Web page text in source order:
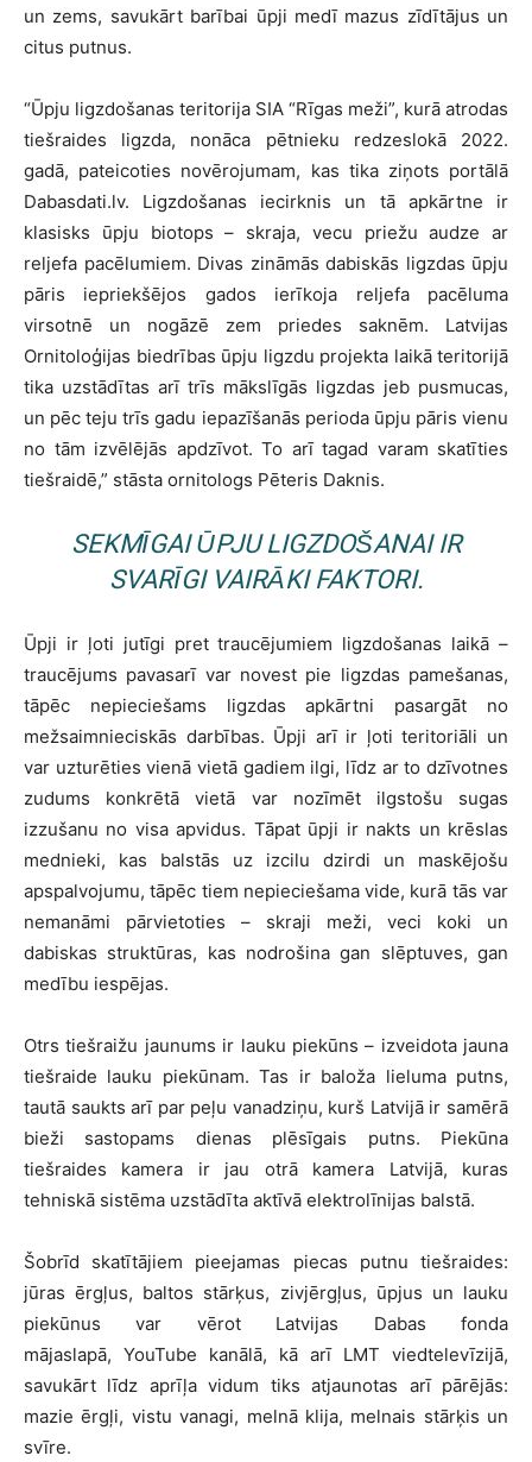
un zems, savukārt barībai ūpji medī mazus zīdītājus un
citus putnus.
“Ūpju ligzdošanas teritorija SIA “Rīgas meži”, kurā atrodas
tiešraides ligzda, nonāca pētnieku redzeslokā 2022.
gadā, pateicoties novērojumam, kas tika ziņots portālā
Dabasdati.lv. Ligzdošanas iecirknis un tā apkārtne ir
klasisks ūpju biotops – skraja, vecu priežu audze ar
reljefa pacēlumiem. Divas zināmās dabiskās ligzdas ūpju
pāris iepriekšējos gados ierīkoja reljefa pacēluma
virsotnē un nogāzē zem priedes saknēm. Latvijas
Ornitoloģijas biedrības ūpju ligzdu projekta laikā teritorijā
tika uzstādītas arī trīs mākslīgās ligzdas jeb pusmucas,
un pēc teju trīs gadu iepazīšanās perioda ūpju pāris vienu
no tām izvēlējās apdzīvot. To arī tagad varam skatīties
tiešraidē,” stāsta ornitologs Pēteris Daknis.
SEKMĪGAI ŪPJU LIGZDOŠANAI IR
SVARĪGI VAIRĀKI FAKTORI.
Ūpji ir ļoti jutīgi pret traucējumiem ligzdošanas laikā –
traucējums pavasarī var novest pie ligzdas pamešanas,
tāpēc nepieciešams ligzdas apkārtni pasargāt no
mežsaimnieciskās darbības. Ūpji arī ir ļoti teritoriāli un
var uzturēties vienā vietā gadiem ilgi, līdz ar to dzīvotnes
zudums konkrētā vietā var nozīmēt ilgstošu sugas
izzušanu no visa apvidus. Tāpat ūpji ir nakts un krēslas
mednieki, kas balstās uz izcilu dzirdi un maskējošu
apspalvojumu, tāpēc tiem nepieciešama vide, kurā tās var
nemanāmi pārvietoties – skraji meži, veci koki un
dabiskas struktūras, kas nodrošina gan slēptuves, gan
medību iespējas.
Otrs tiešraižu jaunums ir lauku piekūns – izveidota jauna
tiešraide lauku piekūnam. Tas ir baloža lieluma putns,
tautā saukts arī par peļu vanadziņu, kurš Latvijā ir samērā
bieži sastopams dienas plēsīgais putns. Piekūna
tiešraides kamera ir jau otrā kamera Latvijā, kuras
tehniskā sistēma uzstādīta aktīvā elektrolīnijas balstā.
Šobrīd skatītājiem pieejamas piecas putnu tiešraides:
jūras ērgļus, baltos stārķus, zivjērgļus, ūpjus un lauku
piekūnus var vērot Latvijas Dabas fonda
mājaslapā, YouTube kanālā, kā arī LMT viedtelevīzijā,
savukārt līdz aprīļa vidum tiks atjaunotas arī pārējās:
mazie ērgļi, vistu vanagi, melnā klija, melnais stārķis un
svīre.